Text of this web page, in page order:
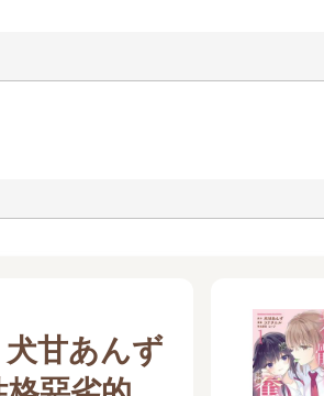
開，寧夏將他帶往宴會大廳附設的休息
的交際，應該與你無關。」韓守恆下意識
那些人的敬酒？」
這件事，現在可以放我回去了嗎？畢竟這
犬甘あんず